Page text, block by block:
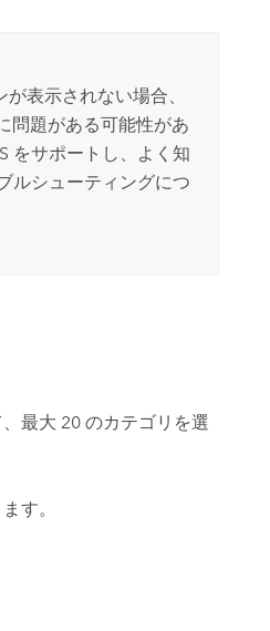
表示されない場合、
問題がある可能性があ
をサポートし、よく知
ルシューティングにつ
最大 20 のカテゴリを選
す。